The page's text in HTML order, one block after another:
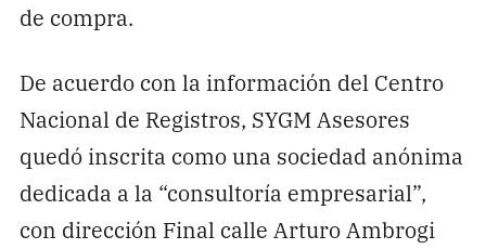
de compra.
De acuerdo con la información del Centro
Nacional de Registros, SYGM Asesores
quedó inscrita como una sociedad anónima
dedicada a la “consultoría empresarial”,
con dirección Final calle Arturo Ambrogi